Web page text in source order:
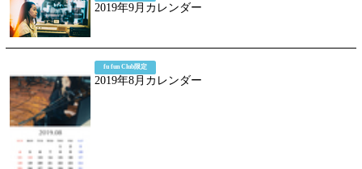
2019年9月カレンダー
fu fun Club限定
2019年8月カレンダー